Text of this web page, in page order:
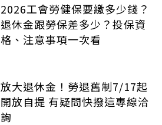
2026工會勞健保要繳多少錢？
退休金跟勞保差多少？投保資
格、注意事項一次看
放大退休金！勞退舊制7/17起
開放自提 有疑問快撥這專線洽
詢